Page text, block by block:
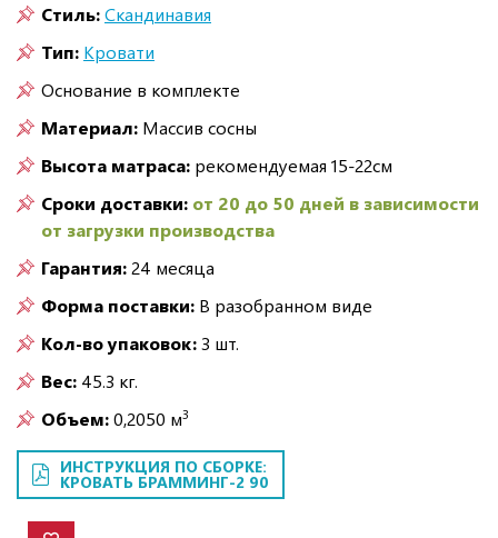
Стиль:Скандинавия
Тип: Кровати
Основание в комплекте
Материал: Массив сосны
Высота матраса: рекомендуемая 15-22см
Сроки доставки: от 20 до 50 дней в зависимости
от загрузки производства
Гарантия:24 месяца
Форма поставки: В разобранном виде
Кол-во упаковок:3 шт.
Вес: 45.3 кг.
Объем:0,2050 м3
ИНСТРУКЦИЯ ПО СБОРКЕ:
КРОВАТЬ БРАММИНГ-2 90